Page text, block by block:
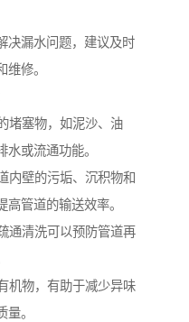
决漏水问题，建议及时
修。
堵塞物，如泥沙、油
或流通功能。
内壁的污垢、沉积物和
管道的输送效率。
通清洗可以预防管道再
机物，有助于减少异味
。